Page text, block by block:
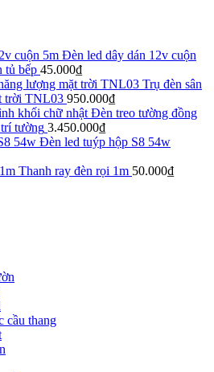
Đèn led dây dán 12v cuộn
tủ bếp 45.000₫
Trụ đèn sân
trời TNL03 950.000₫
Đèn treo tường đồng
tường 3.450.000₫
Đèn led tuýp hộp S8 54w
Thanh ray đèn rọi 1m 50.000₫
cầu thang